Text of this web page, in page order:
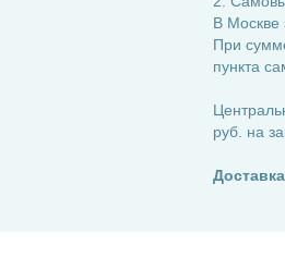
В Москве
При
пункта
руб. на